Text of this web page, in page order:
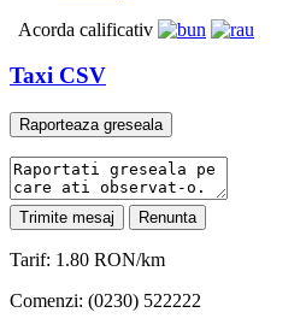
Acorda calificativ
Taxi CSV
Tarif: 1.80 RON/km
Comenzi: (0230) 522222